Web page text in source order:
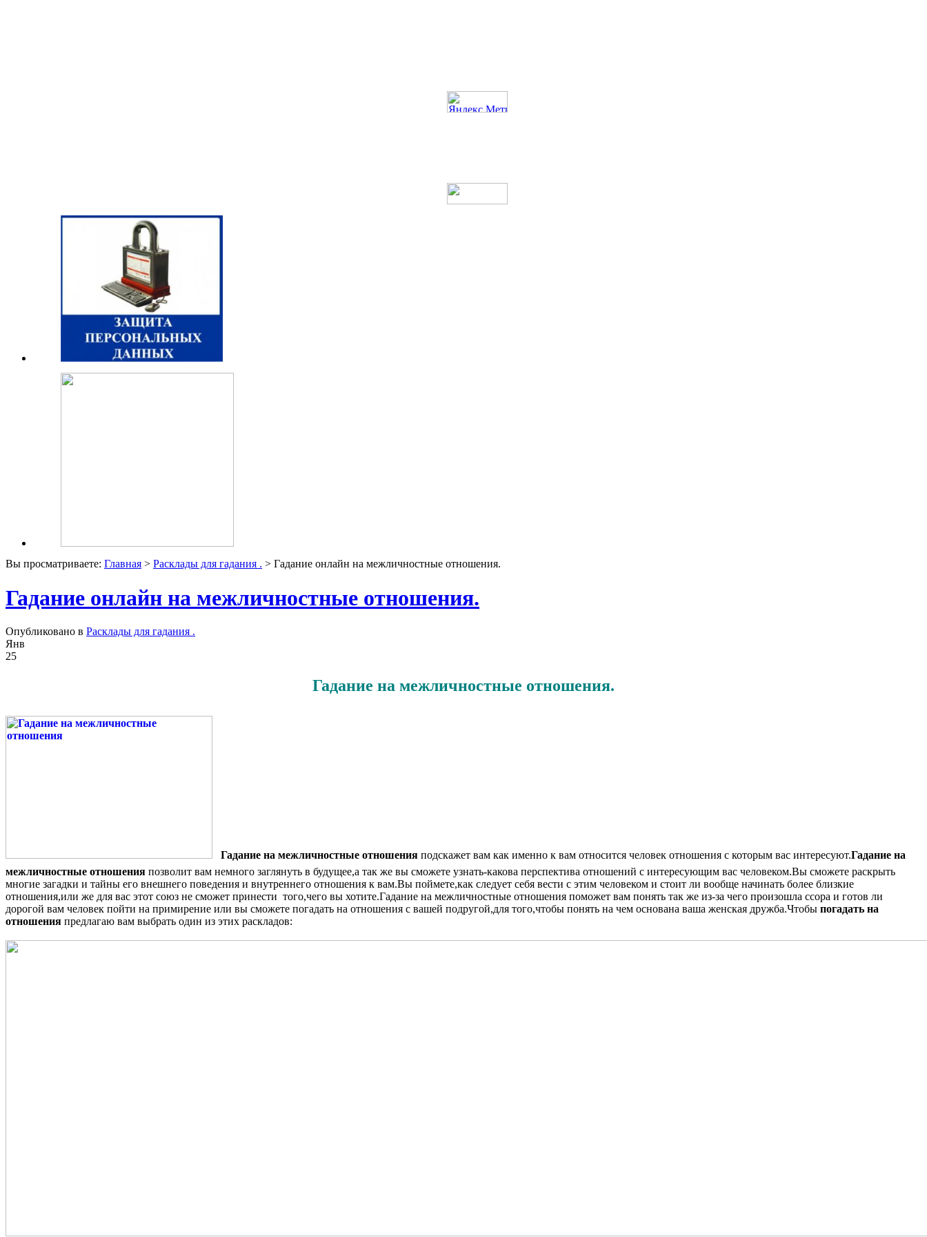
Вы просматриваете: Главная > Расклады для гадания . > Гадание онлайн на межличностные отношения.
Гадание онлайн на межличностные отношения.
Опубликовано в Расклады для гадания .
Янв
25
Гадание на межличностные отношения.
Гадание на межличностные отношения подскажет вам как именно к вам относится человек отношения с которым вас интересуют.Гадание на
межличностные отношения позволит вам немного заглянуть в будущее,а так же вы сможете узнать-какова перспектива отношений с интересующим вас человеком.Вы сможете раскрыть
многие загадки и тайны его внешнего поведения и внутреннего отношения к вам.Вы поймете,как следует себя вести с этим человеком и стоит ли вообще начинать более близкие
отношения,или же для вас этот союз не сможет принести того,чего вы хотите.Гадание на межличностные отношения поможет вам понять так же из-за чего произошла ссора и готов ли
дорогой вам человек пойти на примирение или вы сможете погадать на отношения с вашей подругой,для того,чтобы понять на чем основана ваша женская дружба.Чтобы погадать на
отношения предлагаю вам выбрать один из этих раскладов: